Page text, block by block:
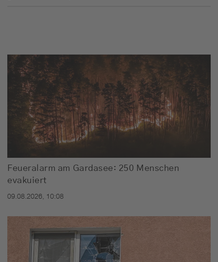
Feueralarm am Gardasee: 250 Menschen
evakuiert
09.08.2026, 10:08